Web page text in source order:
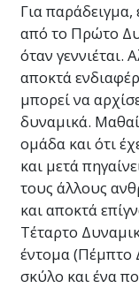
Για
από το Πρώτο
όταν γεννιέται.
αποκτά
μπορεί να
δυναμικά.
ομάδα και ότι
και μετά
τους άλλους
και αποκτά
Τέταρτο
έντομα (Πέμπτο
σκύλο και ένα